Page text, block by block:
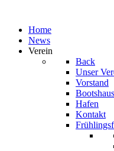
Home
News
Verein
Back
Unser
Vorstand
Bootshaus
Hafen
Kontakt